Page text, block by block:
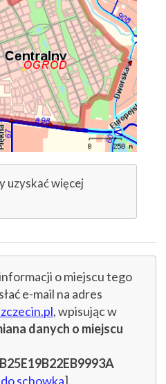
uzyskać więcej
o miejscu tego
e-mail na adres
, wpisując w
danych o miejscu
schowka].